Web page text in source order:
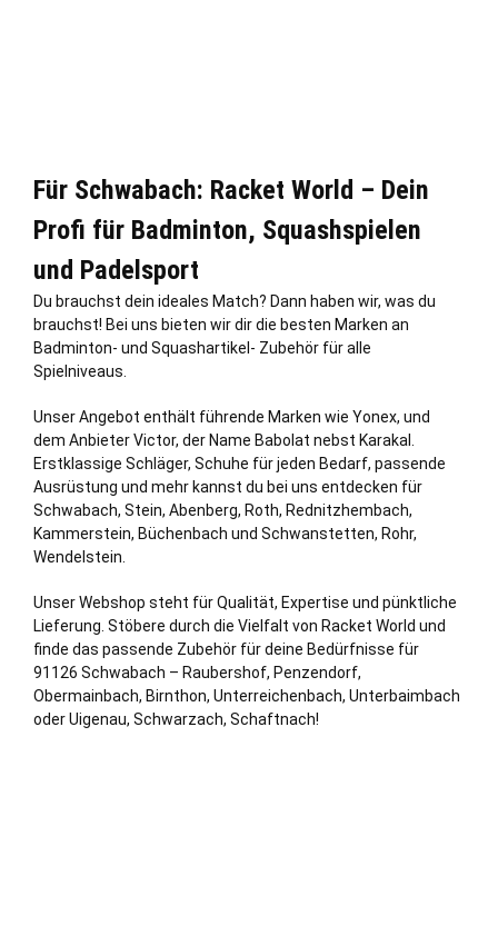
Für Schwabach: Racket World – Dein
Profi für Badminton, Squashspielen
und Padelsport
Du brauchst dein ideales Match? Dann haben wir, was du
brauchst! Bei uns bieten wir dir die besten Marken an
Badminton- und Squashartikel- Zubehör für alle
Spielniveaus.
Unser Angebot enthält führende Marken wie Yonex, und
dem Anbieter Victor, der Name Babolat nebst Karakal.
Erstklassige Schläger, Schuhe für jeden Bedarf, passende
Ausrüstung und mehr kannst du bei uns entdecken für
Schwabach, Stein, Abenberg, Roth, Rednitzhembach,
Kammerstein, Büchenbach und Schwanstetten, Rohr,
Wendelstein
Unser Webshop steht für Qualität, Expertise und pünktliche
Lieferung. Stöbere durch die Vielfalt von Racket World und
finde das passende Zubehör für deine Bedürfnisse für
91126 Schwabach – Raubershof, Penzendorf,
Obermainbach, Birnthon, Unterreichenbach, Unterbaimbach
oder Uigenau, Schwarzach, Schaftnach!